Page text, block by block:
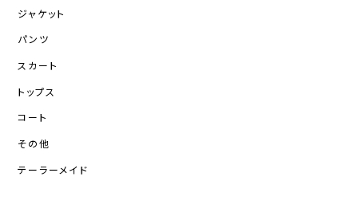
ジャケット
パンツ
スカート
トップス
コート
その他
テーラーメイド